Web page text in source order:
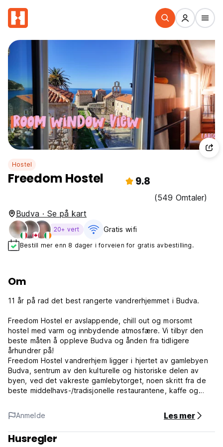
Hostel
Freedom Hostel 9.8
(549 Omtaler)
Budva · Se på kart
20+ vert Gratis wifi‎
Bestill mer enn 8 dager i forveien for gratis avbestilling.
Om
11 år på rad det best rangerte vandrerhjemmet i Budva.
Freedom Hostel er avslappende, chill out og morsomt
hostel med varm og innbydende atmosfære. Vi tilbyr den
beste måten å oppleve Budva og ånden fra tidligere
århundrer på!
Freedom Hostel vandrerhjem ligger i hjertet av gamlebyen
Budva, sentrum av den kulturelle og historiske delen av
byen, ved det vakreste gamlebytorget, noen skritt fra de
beste middelhavs-/tradisjonelle restaurantene, kaffe og
Vandrerhjemmet vårt har romslige rom med
superkomfortable senger! Flott terrasse med havutsikt.
Godt utstyrt kjøkken. Romslig, nydelig fellesrom flott for
sosialt samvær. Godt informert, utdannet, dedikert,
Anmelde Les mer
Husregler